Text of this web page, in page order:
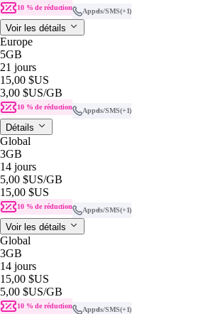
10 % de réduction Appels/SMS(+1)
Voir les détails
Europe
5GB
21 jours
15,00 $US
3,00 $US/GB
10 % de réduction Appels/SMS(+1)
Détails
Global
3GB
14 jours
5,00 $US/GB
15,00 $US
10 % de réduction Appels/SMS(+1)
Voir les détails
Global
3GB
14 jours
15,00 $US
5,00 $US/GB
10 % de réduction Appels/SMS(+1)